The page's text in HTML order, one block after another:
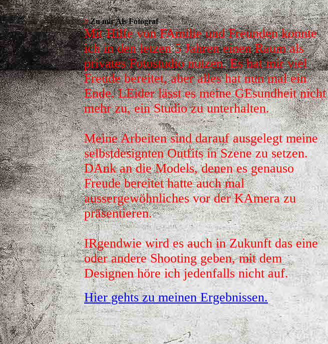
// Zu mir Als Fotograf
Mit Hilfe von FAmilie und Freunden konnte
ich in den letzen 5 Jahren einen Raum als
privates Fotostudio nutzen. Es hat mir viel
Freude bereitet, aber alles hat nun mal ein
Ende. LEider lässt es meine GEsundheit nicht
mehr zu, ein Studio zu unterhalten.
Meine Arbeiten sind darauf ausgelegt meine
selbstdesignten Outfits in Szene zu setzen.
DAnk an die Models, denen es genauso
Freude bereitet hatte auch mal
aussergewöhnliches vor der KAmera zu
präsentieren.
IRgendwie wird es auch in Zukunft das eine
oder andere Shooting geben, mit dem
Designen höre ich jedenfalls nicht auf.
Hier gehts zu meinen Ergebnissen.